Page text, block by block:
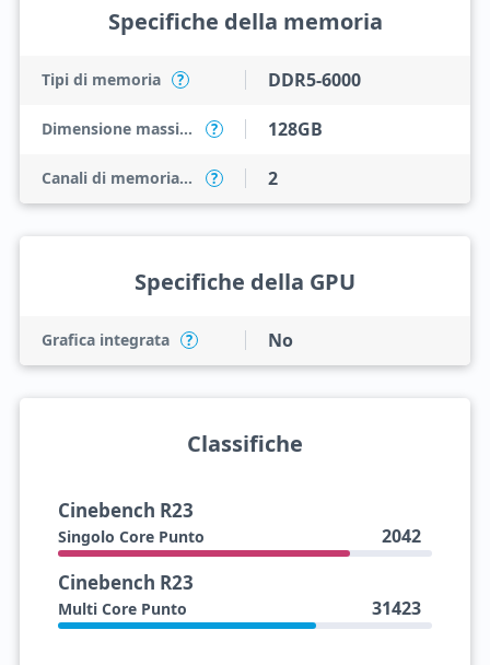
Specifiche della memoria
Tipi di memoria ? DDR5-6000
Dimensione massima della memoria ? 128GB
Canali di memoria massimi ? 2
Specifiche della GPU
Grafica integrata ? No
Classifiche
Cinebench R23
Singolo Core Punto 2042
Cinebench R23
Multi Core Punto 31423